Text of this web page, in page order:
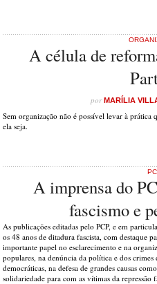
A célula de
porMARÍLIA
Sem organização não é possível levar à
ela seja.
A imprensa do
fascismo e
As publicações editadas pelo PCP, e em
os 48 anos de ditadura fascista, com destaque
importante papel no esclarecimento e na
populares, na denúncia da política e dos
democráticas, na defesa de grandes causas
solidariedade para com as vítimas da